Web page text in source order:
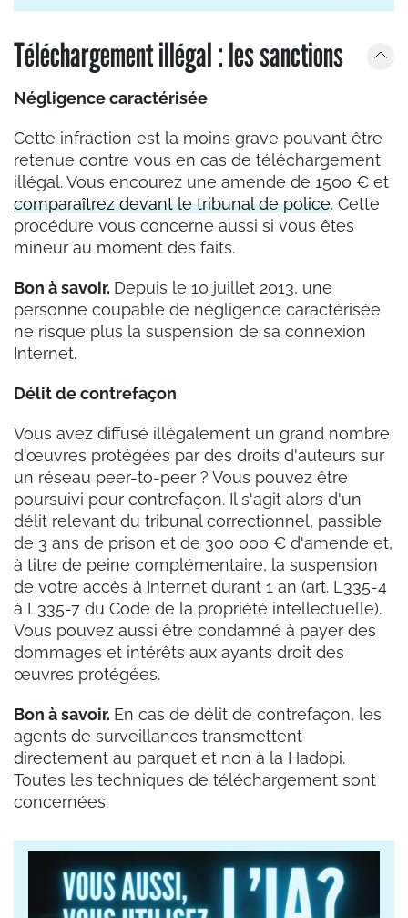
Téléchargement illégal : les sanctions
Négligence caractérisée
Cette infraction est la moins grave pouvant être
retenue contre vous en cas de téléchargement
illégal. Vous encourez une amende de 1500 € et
comparaîtrez devant le tribunal de police. Cette
procédure vous concerne aussi si vous êtes
mineur au moment des faits.
Bon à savoir. Depuis le 10 juillet 2013, une
personne coupable de négligence caractérisée
ne risque plus la suspension de sa connexion
Internet.
Délit de contrefaçon
Vous avez diffusé illégalement un grand nombre
d'œuvres protégées par des droits d'auteurs sur
un réseau peer-to-peer ? Vous pouvez être
poursuivi pour contrefaçon. Il s'agit alors d'un
délit relevant du tribunal correctionnel, passible
de 3 ans de prison et de 300 000 € d'amende et,
à titre de peine complémentaire, la suspension
de votre accès à Internet durant 1 an (art. L335-4
à L335-7 du Code de la propriété intellectuelle).
Vous pouvez aussi être condamné à payer des
dommages et intérêts aux ayants droit des
œuvres protégées.
Bon à savoir. En cas de délit de contrefaçon, les
agents de surveillances transmettent
directement au parquet et non à la Hadopi.
Toutes les techniques de téléchargement sont
concernées.